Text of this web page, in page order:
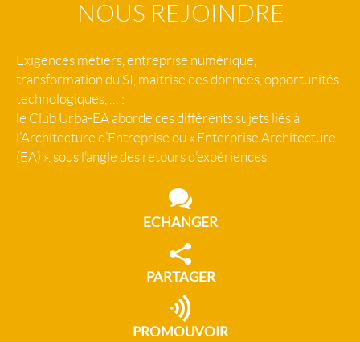
NOUS REJOINDRE
Exigences métiers, entreprise numérique,
transformation du SI, maîtrise des données, opportunités
technologiques, … :
le Club Urba-EA aborde ces différents sujets liés à
l’Architecture d’Entreprise ou « Enterprise Architecture
(EA) », sous l’angle des retours d’expériences.
ECHANGER
PARTAGER
PROMOUVOIR